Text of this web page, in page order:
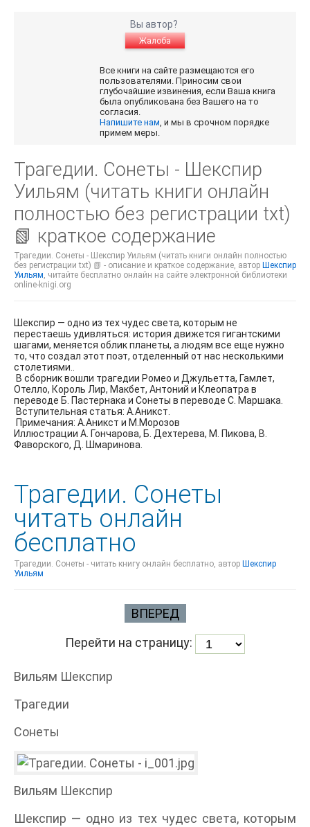
Вы автор?
Жалоба
Все книги на сайте размещаются его
пользователями. Приносим свои
глубочайшие извинения, если Ваша книга
была опубликована без Вашего на то
согласия.
Напишите нам , и мы в срочном порядке
примем меры.
Трагедии. Сонеты - Шекспир
Уильям (читать книги онлайн
полностью без регистрации txt)
📗 краткое содержание
Трагедии. Сонеты - Шекспир Уильям (читать книги онлайн полностью
без регистрации txt) 📗 - описание и краткое содержание, автор Шекспир
Уильям , читайте бесплатно онлайн на сайте электронной библиотеки
online-knigi.org
Шекспир — одно из тех чудес света, которым не
перестаешь удивляться: история движется гигантскими
шагами, меняется облик планеты, а людям все еще нужно
то, что создал этот поэт, отделенный от нас несколькими
столетиями..
В сборник вошли трагедии Ромео и Джульетта, Гамлет,
Отелло, Король Лир, Макбет, Антоний и Клеопатра в
переводе Б. Пастернака и Сонеты в переводе С. Маршака.
Вступительная статья: А.Аникст.
Примечания: А.Аникст и М.Морозов
Иллюстрации А. Гончарова, Б. Дехтерева, М. Пикова, B.
Фаворского, Д. Шмаринова.
Трагедии. Сонеты
читать онлайн
бесплатно
Трагедии. Сонеты - читать книгу онлайн бесплатно, автор Шекспир
Уильям
ВПЕРЕД
Перейти на страницу:
Вильям Шекспир
Трагедии
Сонеты
Вильям Шекспир
Шекспир — одно из тех чудес света, которым